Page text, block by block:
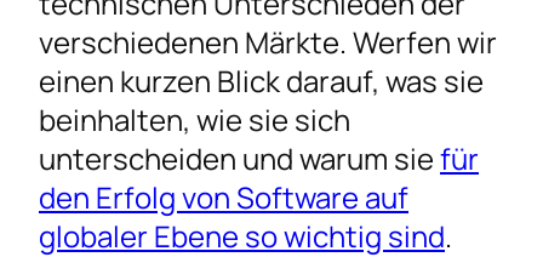
verschiedenen Märkte. Werfen wir
einen kurzen Blick darauf, was sie
beinhalten, wie sie sich
unterscheiden und warum siefür
den Erfolg von Software auf
globaler Ebene so wichtig sind.